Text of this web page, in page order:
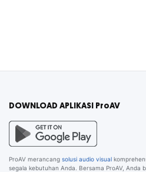
DOWNLOAD APLIKASI ProAV
ProAV merancang solusi audio visual
segala kebutuhan Anda. Bersama ProAV, Anda